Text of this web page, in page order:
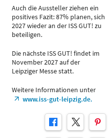
Auch die Aussteller ziehen ein
positives Fazit: 87% planen, sich
2027 wieder an der ISS GUT! zu
beteiligen.
Die nächste ISS GUT! findet im
November 2027 auf der
Leipziger Messe statt.
Weitere Informationen unter
www.iss-gut-leipzig.de.